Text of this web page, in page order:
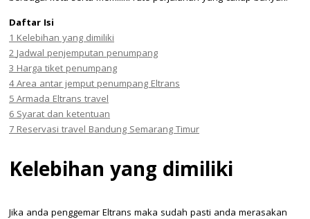
Daftar Isi
1Kelebihan yang dimiliki
2Jadwal penjemputan penumpang
3Harga tiket penumpang
4Area antar jemput penumpang Eltrans
5Armada Eltrans travel
6Syarat dan ketentuan
7Reservasi travel Bandung Semarang Timur
Kelebihan yang dimiliki
Jika anda penggemar Eltrans maka sudah pasti anda merasakan